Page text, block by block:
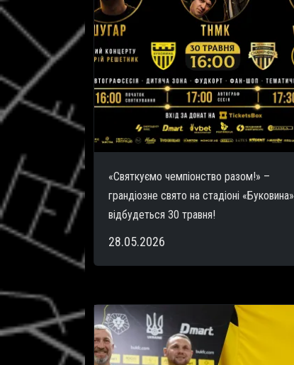
«Святкуємо чемпіонство разом!» –
грандіозне свято на стадіоні «Буковина»
відбудеться 30 травня!
28.05.2026